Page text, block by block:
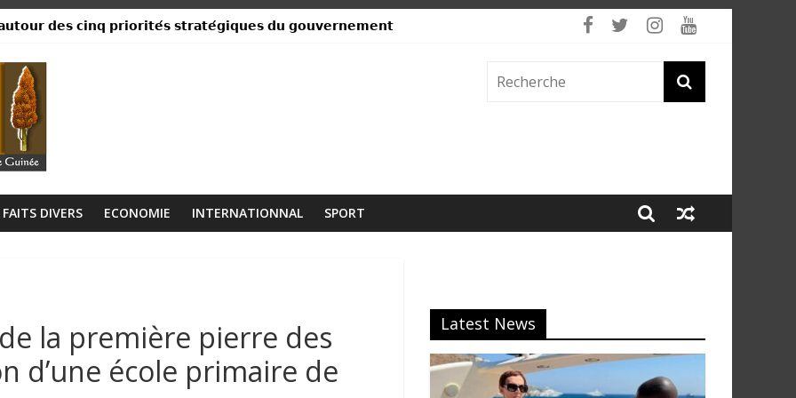
𝗱𝗲𝘀 𝗰𝗶𝗻𝗾 𝗽𝗿𝗶𝗼𝗿𝗶𝘁𝗲́𝘀 𝘀𝘁𝗿𝗮𝘁𝗲́𝗴𝗶𝗾𝘂𝗲𝘀 𝗱𝘂 𝗴𝗼𝘂𝘃𝗲𝗿𝗻𝗲𝗺𝗲𝗻𝘁
découvert à quelques mètres de la grande mosquée
entre un camion et un taxi
Rogbanè en complexe balnéaire
FAITS DIVERS ECONOMIE INTERNATIONNAL SPORT
la première pierre des
d’une école primaire de
Latest News